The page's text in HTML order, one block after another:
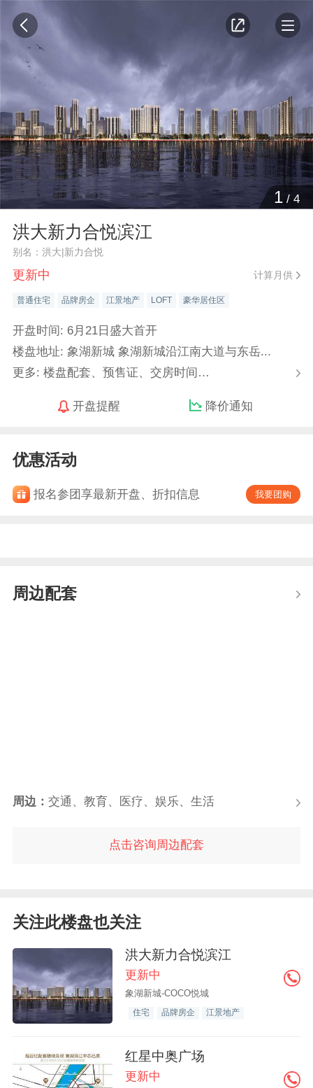
1/ 4
洪大新力合悦滨江
别名：洪大|新力合悦
更新中 计算月供
普通住宅 品牌房企 江景地产 LOFT 豪华居住区
开盘时间: 6月21日盛大首开
楼盘地址: 象湖新城 象湖新城沿江南大道与东岳...
更多: 楼盘配套、预售证、交房时间…
开盘提醒 降价通知
优惠活动
报名参团享最新开盘、折扣信息 我要团购
周边配套
周边： 交通、教育、医疗、娱乐、生活
点击咨询周边配套
关注此楼盘也关注
洪大新力合悦滨江
更新中
象湖新城-COCO悦城
住宅 品牌房企 江景地产
红星中奥广场
更新中